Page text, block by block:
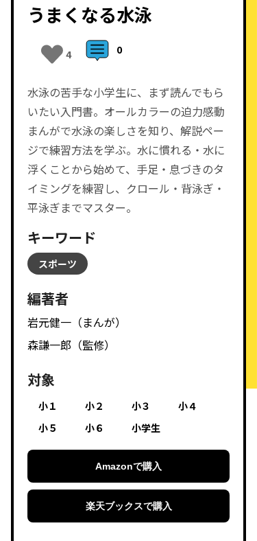
うまくなる水泳
4 0
水泳の苦手な小学生に、まず読んでもら
いたい入門書。オールカラーの迫力感動
まんがで水泳の楽しさを知り、解説ペー
ジで練習方法を学ぶ。水に慣れる・水に
浮くことから始めて、手足・息づきのタ
イミングを練習し、クロール・背泳ぎ・
平泳ぎまでマスター。
キーワード
スポーツ
編著者
岩元健一（まんが）
森謙一郎（監修）
対象
小１ 小２ 小３
小４
小５
小６ 小学生
Amazonで購入
楽天ブックスで購入